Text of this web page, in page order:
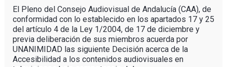
El Pleno del Consejo Audiovisual de Andalucía (CAA), de
conformidad con lo establecido en los apartados 17 y 25
del artículo 4 de la Ley 1/2004, de 17 de diciembre y
previa deliberación de sus miembros acuerda por
UNANIMIDAD las siguiente Decisión acerca de la
Accesibilidad a los contenidos audiovisuales en